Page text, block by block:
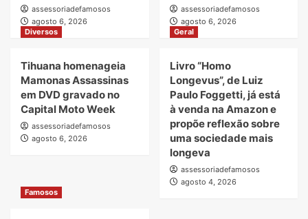
assessoriadefamosos
agosto 6, 2026
assessoriadefamosos
agosto 6, 2026
Diversos
Tihuana homenageia
Mamonas Assassinas
em DVD gravado no
Capital Moto Week
assessoriadefamosos
agosto 6, 2026
Geral
Livro “Homo
Longevus”, de Luiz
Paulo Foggetti, já está
à venda na Amazon e
propõe reflexão sobre
uma sociedade mais
longeva
assessoriadefamosos
agosto 4, 2026
Famosos